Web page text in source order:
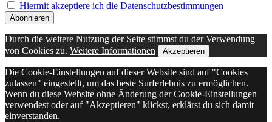
Hiermit akzeptiere ich die Datenschutzbestimmungen
Durch die weitere Nutzung der Seite stimmst du der Verwendung
von Cookies zu. Weitere Informationen Akzeptieren
Die Cookie-Einstellungen auf dieser Website sind auf "Cookies
zulassen" eingestellt, um das beste Surferlebnis zu ermöglichen.
Wenn du diese Website ohne Änderung der Cookie-Einstellungen
verwendest oder auf "Akzeptieren" klickst, erklärst du sich damit
einverstanden.